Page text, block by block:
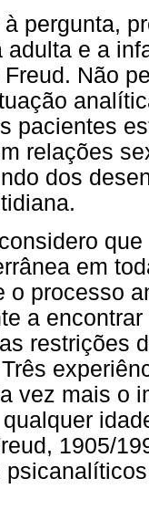
pergunta,
adulta e a
Não
pacientes
relações
dos
em
o processo
a
restrições
vez mais o
1905/